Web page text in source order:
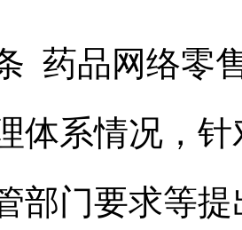
品网络零售
体系情况，
部门要求等